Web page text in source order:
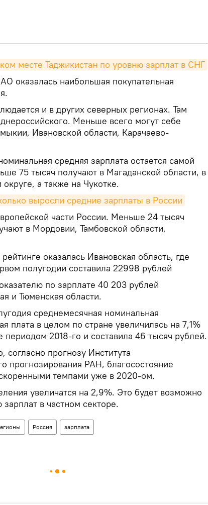
месте Таджикистан по уровню зарплат в СНГ
оказалась наибольшая покупательная
и в других северных регионах. Там
Меньше всего могут себе
Ивановской области, Карачаево-
средняя зарплата остается самой
75 тысяч получают в Магаданской области, в
а также на Чукотке.
выросли средние зарплаты в России
части России. Меньше 24 тысяч
в Мордовии, Тамбовской области,
оказалась Ивановская область, где
полугодии составила 22998 рублей
по зарплате 40 203 рублей
и Тюменская области.
среднемесячная номинальная
плата в целом по стране увеличилась на 7,1%
2018-го и составила 46 тысяч рублей.
согласно прогнозу Института
прогнозирования РАН, благосостояние
темпами уже в 2020-ом.
увеличатся на 2,9%. Это будет возможно
в частном секторе.
Россия зарплата